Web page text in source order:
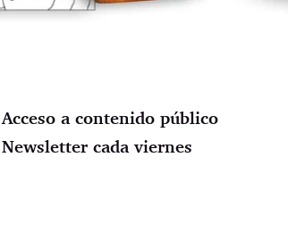
Acceso a contenido público
Newsletter cada viernes